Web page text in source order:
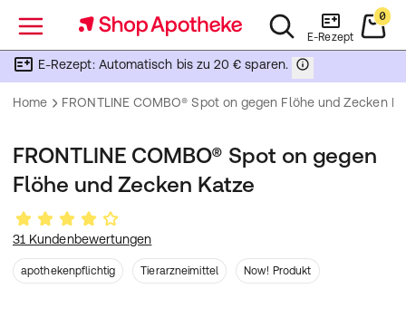
Menü E-Rezept
0
E-Rezept: Automatisch bis zu 20 € sparen.
Home FRONTLINE COMBO® Spot on gegen Flöhe und Zecken
FRONTLINE COMBO® Spot on gegen
Flöhe und Zecken Katze
31 Kundenbewertungen
apothekenpflichtig Tierarzneimittel Now! Produkt